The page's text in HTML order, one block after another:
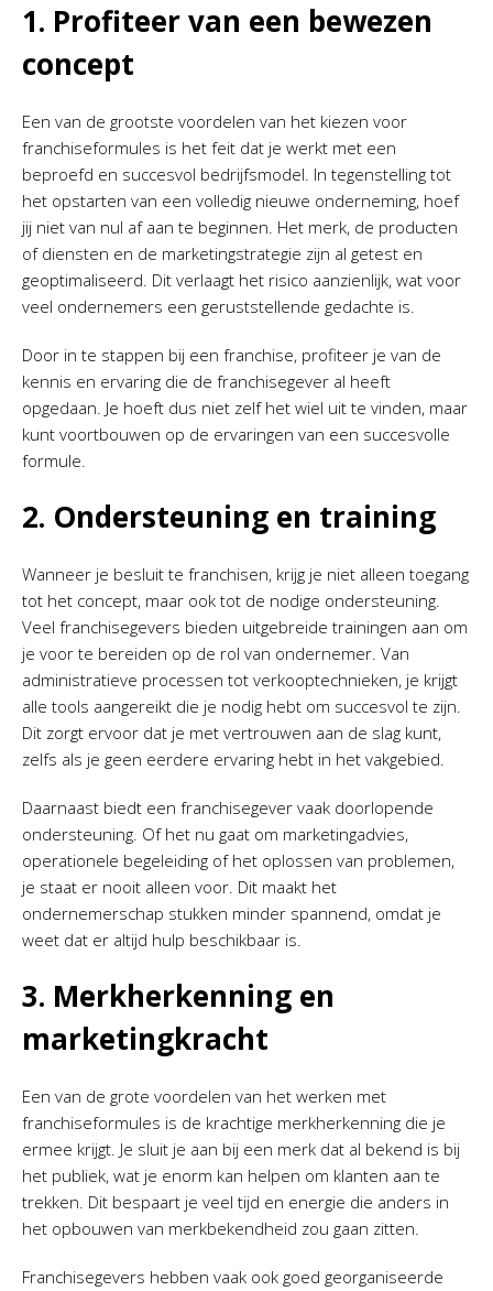
1. Profiteer van een bewezen
concept
Een van de grootste voordelen van het kiezen voor
franchiseformules is het feit dat je werkt met een
beproefd en succesvol bedrijfsmodel. In tegenstelling tot
het opstarten van een volledig nieuwe onderneming, hoef
jij niet van nul af aan te beginnen. Het merk, de producten
of diensten en de marketingstrategie zijn al getest en
geoptimaliseerd. Dit verlaagt het risico aanzienlijk, wat voor
veel ondernemers een geruststellende gedachte is.
Door in te stappen bij een franchise, profiteer je van de
kennis en ervaring die de franchisegever al heeft
opgedaan. Je hoeft dus niet zelf het wiel uit te vinden, maar
kunt voortbouwen op de ervaringen van een succesvolle
formule.
2. Ondersteuning en training
Wanneer je besluit te franchisen, krijg je niet alleen toegang
tot het concept, maar ook tot de nodige ondersteuning.
Veel franchisegevers bieden uitgebreide trainingen aan om
je voor te bereiden op de rol van ondernemer. Van
administratieve processen tot verkooptechnieken, je krijgt
alle tools aangereikt die je nodig hebt om succesvol te zijn.
Dit zorgt ervoor dat je met vertrouwen aan de slag kunt,
zelfs als je geen eerdere ervaring hebt in het vakgebied.
Daarnaast biedt een franchisegever vaak doorlopende
ondersteuning. Of het nu gaat om marketingadvies,
operationele begeleiding of het oplossen van problemen,
je staat er nooit alleen voor. Dit maakt het
ondernemerschap stukken minder spannend, omdat je
weet dat er altijd hulp beschikbaar is.
3. Merkherkenning en
marketingkracht
Een van de grote voordelen van het werken met
franchiseformules is de krachtige merkherkenning die je
ermee krijgt. Je sluit je aan bij een merk dat al bekend is bij
het publiek, wat je enorm kan helpen om klanten aan te
trekken. Dit bespaart je veel tijd en energie die anders in
het opbouwen van merkbekendheid zou gaan zitten.
Franchisegevers hebben vaak ook goed georganiseerde